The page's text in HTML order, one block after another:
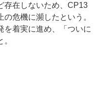
存在しないため、CP13
危機に瀕したという。
を着実に進め、「ついに